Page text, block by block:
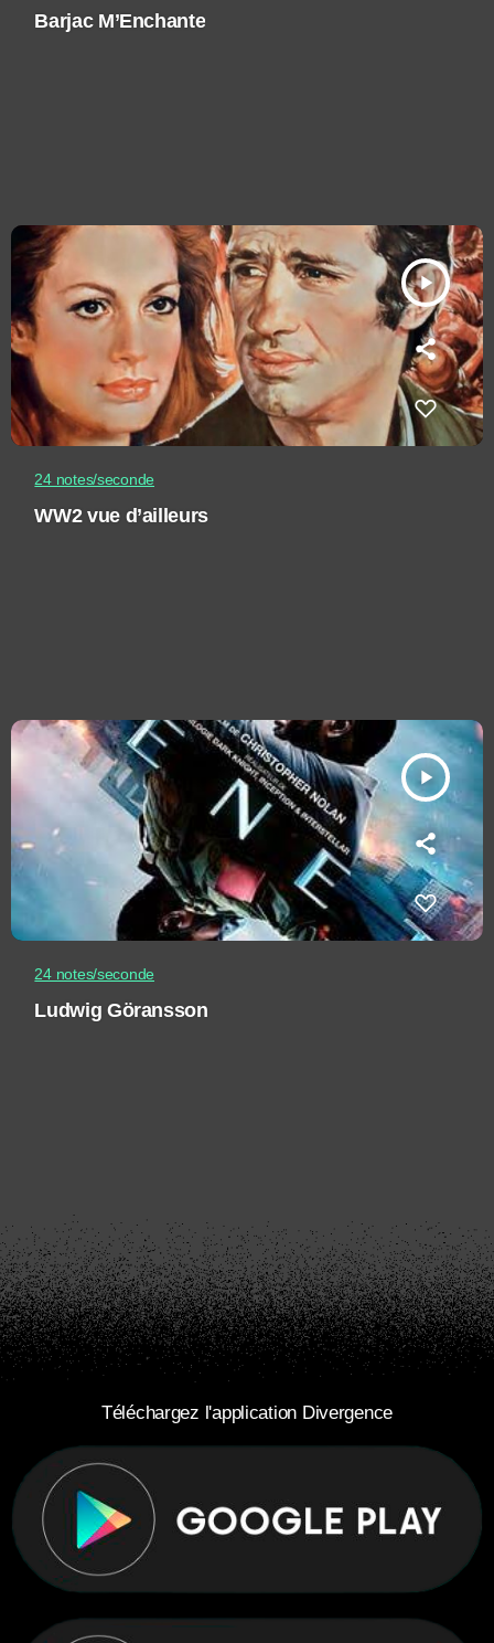
Barjac M’Enchante
play_arrow
24 notes/seconde
WW2 vue d’ailleurs
play_arrow
24 notes/seconde
Ludwig Göransson
Téléchargez l'application Divergence